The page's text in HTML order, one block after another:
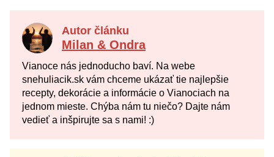
Autor článku
Milan & Ondra
Vianoce nás jednoducho baví. Na webe
snehuliacik.sk vám chceme ukázať tie najlepšie
recepty, dekorácie a informácie o Vianociach na
jednom mieste. Chýba nám tu niečo? Dajte nám
vedieť a inšpirujte sa s nami! :)